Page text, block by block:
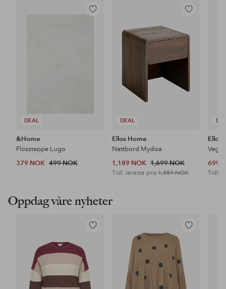
DEAL
Legg
&Home
Flossteppe Lugo
379 NOK 499 NOK
DEAL
Legg
favoritter
Ellos Home
Nattbord Mydisa
1,189 NOK 1,699 NOK
Tidl. laveste pris1,359 NOK
Ellos
699
Tidl.
Oppdag våre nyheter
Legg
Legg